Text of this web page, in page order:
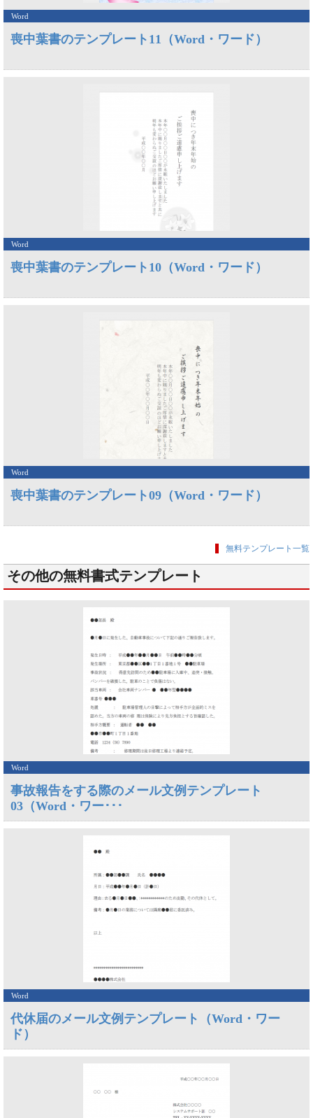
Word
喪中葉書のテンプレート11（Word・ワード）
Word
喪中葉書のテンプレート10（Word・ワード）
Word
喪中葉書のテンプレート09（Word・ワード）
無料テンプレート一覧
その他の無料書式テンプレート
Word
事故報告をする際のメール文例テンプレート
03（Word・ワー･･･
Word
代休届のメール文例テンプレート（Word・ワー
ド）